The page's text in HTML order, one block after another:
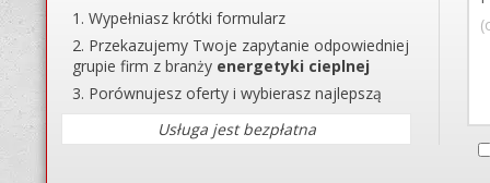
Wypełniasz krótki formularz
Przekazujemy Twoje zapytanie odpowiedniej
grupie firm z branży energetyki cieplnej
Porównujesz oferty i wybierasz najlepszą
Usługa jest bezpłatna